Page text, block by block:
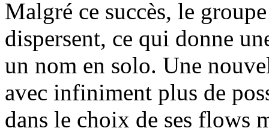
Malgré ce succès, le
dispersent, ce qui donne
un nom en solo. Une
avec infiniment plus de
dans le choix de ses flows